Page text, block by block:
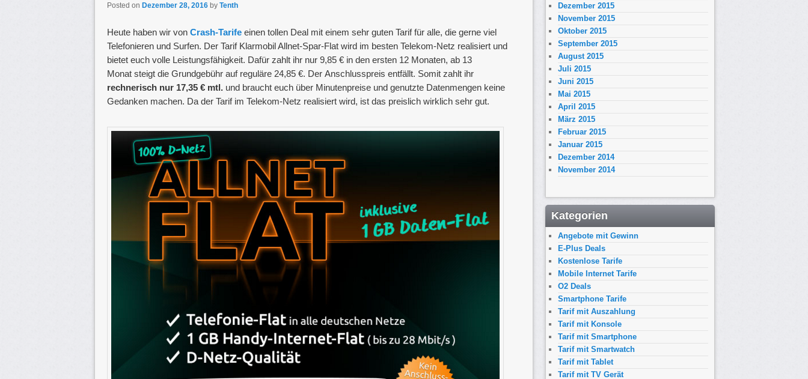
Posted on Dezember 28, 2016 by Tenth
Heute haben wir von Crash-Tarife einen tollen Deal mit einem sehr guten Tarif für alle, die gerne viel
Telefonieren und Surfen. Der Tarif Klarmobil Allnet-Spar-Flat wird im besten Telekom-Netz realisiert und
bietet euch volle Leistungsfähigkeit. Dafür zahlt ihr nur 9,85 € in den ersten 12 Monaten, ab 13
Monat steigt die Grundgebühr auf reguläre 24,85 €. Der Anschlusspreis entfällt. Somit zahlt ihr
rechnerisch nur 17,35 € mtl. und braucht euch über Minutenpreise und genutzte Datenmengen keine
Gedanken machen. Da der Tarif im Telekom-Netz realisiert wird, ist das preislich wirklich sehr gut.
Dezember 2015
November 2015
Oktober 2015
September 2015
August 2015
Juli 2015
Juni 2015
Mai 2015
April 2015
März 2015
Februar 2015
Januar 2015
Dezember 2014
November 2014
Kategorien
Angebote mit Gewinn
E-Plus Deals
Kostenlose Tarife
Mobile Internet Tarife
O2 Deals
Smartphone Tarife
Tarif mit Auszahlung
Tarif mit Konsole
Tarif mit Smartphone
Tarif mit Smartwatch
Tarif mit Tablet
Tarif mit TV Gerät